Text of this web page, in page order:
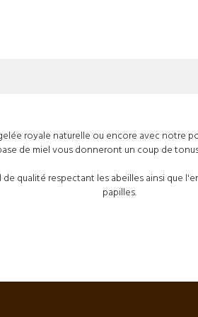
royale naturelle ou encore avec notre
de miel vous donneront un coup de
de qualité respectant les abeilles ainsi que
papilles.